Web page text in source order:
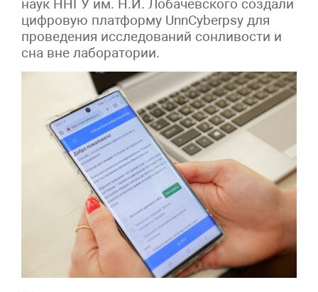
наук ННГУ им. Н.И. Лобачевского создали
цифровую платформу UnnCyberpsy для
проведения исследований сонливости и
сна вне лаборатории.